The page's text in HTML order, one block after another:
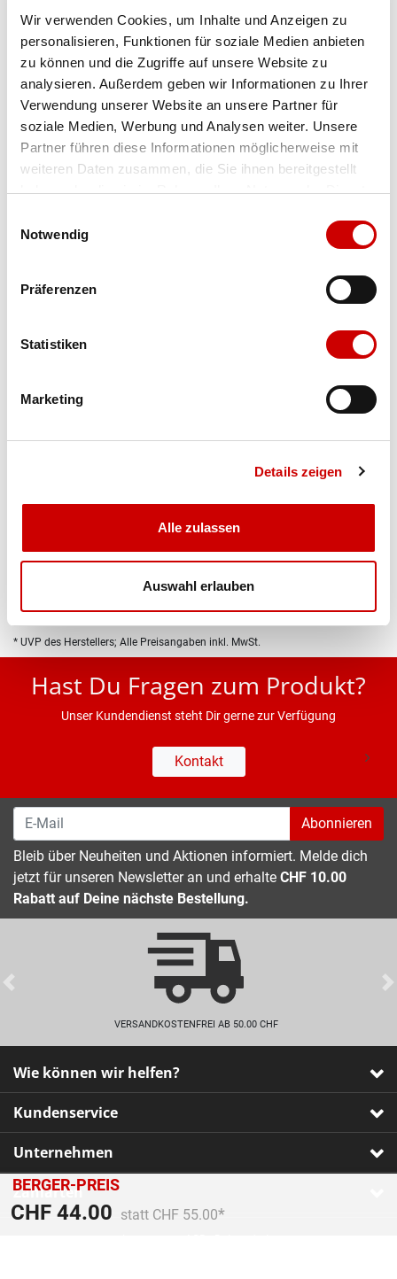
Wir verwenden Cookies, um Inhalte und Anzeigen zu
personalisieren, Funktionen für soziale Medien anbieten
zu können und die Zugriffe auf unsere Website zu
analysieren. Außerdem geben wir Informationen zu Ihrer
Verwendung unserer Website an unsere Partner für
soziale Medien, Werbung und Analysen weiter. Unsere
Partner führen diese Informationen möglicherweise mit
weiteren Daten zusammen, die Sie ihnen bereitgestellt
haben oder die sie im Rahmen Ihrer Nutzung der Dienste
Notwendig
Präferenzen
Statistiken
Marketing
Details zeigen
Alle zulassen
Auswahl erlauben
Artikel-Nr.NF0A2WAZJK31-tnf-black
Farbe tnf black
BERGER-PREIS
CHF 44.00 Preis reduziert von
statt CHF 55.00
An
IN DEN WARENKORB
Bis 17:00 Uhr bestellen: morgen geliefert - ab CHF 50.00
Produktbeschreibung
* UVP des Herstellers; Alle Preisangaben inkl. MwSt.
Hast Du Fragen zum Produkt?
Unser Kundendienst steht Dir gerne zur Verfügung
Kontakt
Abonnieren
Bleib über Neuheiten und Aktionen informiert. Melde dich
jetzt für unseren Newsletter an und erhalte CHF 10.00
Rabatt auf Deine nächste Bestellung.
VERSANDKOSTENFREI AB 50.00 CHF
Previous
Wie können wir helfen?
Kundenservice
Unternehmen
Zahlarten